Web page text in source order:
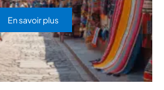
En savoir plus